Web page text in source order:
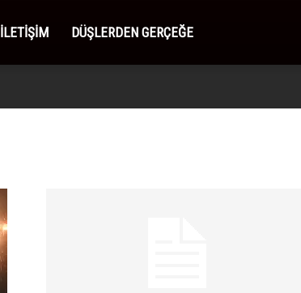
İLETIŞIM DÜŞLERDEN GERÇEĞE